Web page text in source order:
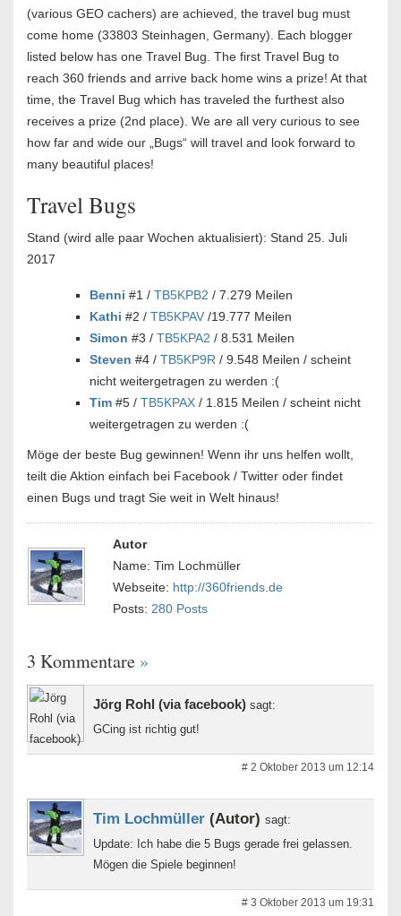
(various GEO cachers) are achieved, the travel bug must
come home (33803 Steinhagen, Germany). Each blogger
listed below has one Travel Bug. The first Travel Bug to
reach 360 friends and arrive back home wins a prize! At that
time, the Travel Bug which has traveled the furthest also
receives a prize (2nd place). We are all very curious to see
how far and wide our „Bugs“ will travel and look forward to
many beautiful places!
Travel Bugs
Stand (wird alle paar Wochen aktualisiert): Stand 25. Juli
2017
Benni #1 / TB5KPB2 / 7.279 Meilen
Kathi #2 / TB5KPAV /19.777 Meilen
Simon #3 / TB5KPA2 / 8.531 Meilen
Steven #4 / TB5KP9R / 9.548 Meilen / scheint
nicht weitergetragen zu werden :(
Tim #5 / TB5KPAX / 1.815 Meilen / scheint nicht
weitergetragen zu werden :(
Möge der beste Bug gewinnen! Wenn ihr uns helfen wollt,
teilt die Aktion einfach bei Facebook / Twitter oder findet
einen Bugs und tragt Sie weit in Welt hinaus!
Autor
Name: Tim Lochmüller
Webseite: http://360friends.de
Posts: 280 Posts
3 Kommentare »
Jörg Rohl (via facebook) sagt:
GCing ist richtig gut!
# 2 Oktober 2013 um 12:14
Tim Lochmüller (Autor) sagt:
Update: Ich habe die 5 Bugs gerade frei gelassen.
Mögen die Spiele beginnen!
# 3 Oktober 2013 um 19:31